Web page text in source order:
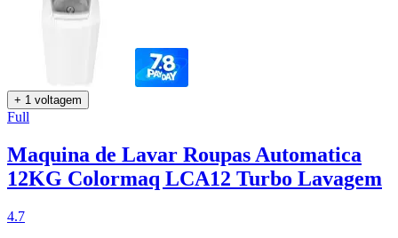
+ 1 voltagem
Full
Maquina de Lavar Roupas Automatica
12KG Colormaq LCA12 Turbo Lavagem
4.7